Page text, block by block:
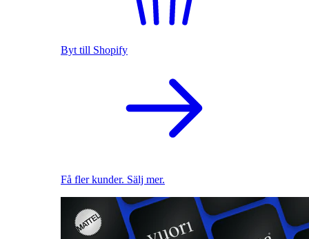
Byt till Shopify
Få fler kunder. Sälj mer.